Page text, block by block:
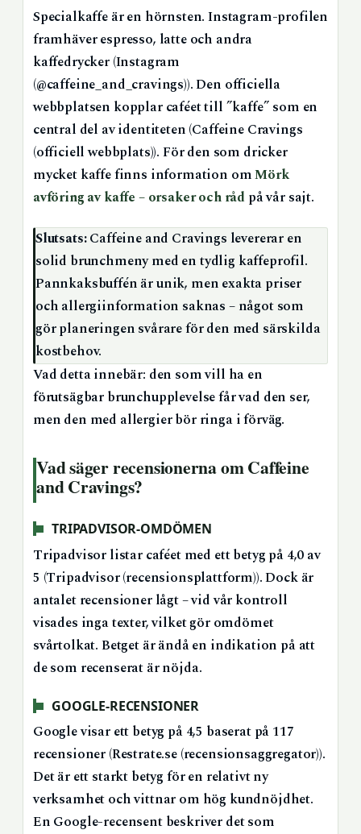
Specialkaffe är en hörnsten. Instagram-profilen
framhäver espresso, latte och andra
kaffedrycker (Instagram
(@caffeine_and_cravings)). Den officiella
webbplatsen kopplar caféet till ”kaffe” som en
central del av identiteten (Caffeine Cravings
(officiell webbplats)). För den som dricker
mycket kaffe finns information omMörk
avföring av kaffe – orsaker och råd på vår sajt.
Slutsats:Caffeine and Cravings levererar en
solid brunchmeny med en tydlig kaffeprofil.
Pannkaksbuffén är unik, men exakta priser
och allergiinformation saknas – något som
gör planeringen svårare för den med särskilda
kostbehov.
Vad detta innebär: den som vill ha en
förutsägbar brunchupplevelse får vad den ser,
men den med allergier bör ringa i förväg.
Vad säger recensionerna om Caffeine
and Cravings?
TRIPADVISOR-OMDÖMEN
Tripadvisor listar caféet med ett betyg på 4,0 av
5 (Tripadvisor (recensionsplattform)). Dock är
antalet recensioner lågt – vid vår kontroll
visades inga texter, vilket gör omdömet
svårtolkat. Betget är ändå en indikation på att
de som recenserat är nöjda.
GOOGLE-RECENSIONER
Google visar ett betyg på 4,5 baserat på 117
recensioner (Restrate.se (recensionsaggregator)).
Det är ett starkt betyg för en relativt ny
verksamhet och vittnar om hög kundnöjdhet.
En Google-recensent beskriver det som